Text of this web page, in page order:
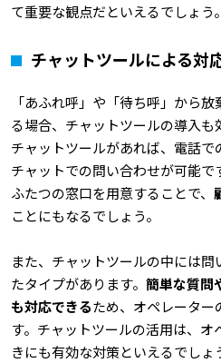
て重要な観点だといえるでしょう。
チャットツールによる対
「あふれ呼」や「待ち呼」から
る場合、チャットツールの導入も
チャットツールがあれば、電話
チャットでの問い合わせが可能で
ふたつの窓口を用意することで、
ことにもなるでしょう。
また、チャットツールの中には
たタイプがあります。 簡単な質問
も対応できるため、オペレーター
す。チャットツールの活用は、
きにも有効な対策といえるでしょ